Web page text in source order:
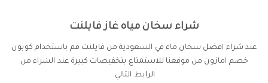
شراء سخان مياه غاز فايلنت
عند شراء افضل سخان ماء في السعودية من فايلنت قم باستخدام كوبون
خصم امازون من موقعنا للاستمتاع بتخفيضات كبيرة عند الشراء من
الرابط التالي.